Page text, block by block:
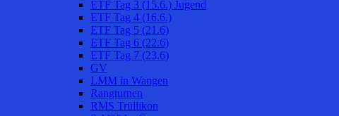
ETF Tag 3 (15.6.) Jugend
ETF Tag 4 (16.6.)
ETF Tag 5 (21.6)
ETF Tag 6 (22.6)
ETF Tag 7 (23.6)
GV
LMM in Wangen
Rangturnen
RMS Trüllikon